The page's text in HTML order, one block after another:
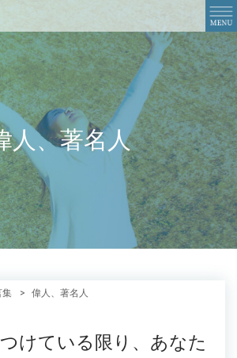
人、著名人
集 偉人、著名人
けている限り、あなた